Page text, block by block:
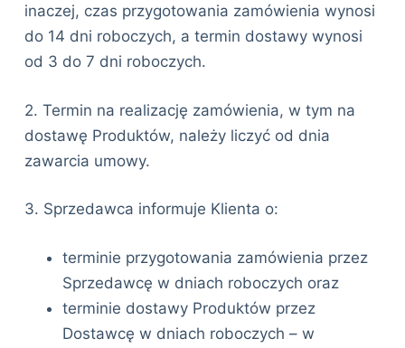
inaczej, czas przygotowania zamówienia wynosi
do 14 dni roboczych, a termin dostawy wynosi
od 3 do 7 dni roboczych.
2. Termin na realizację zamówienia, w tym na
dostawę Produktów, należy liczyć od dnia
zawarcia umowy.
3. Sprzedawca informuje Klienta o:
terminie przygotowania zamówienia przez
Sprzedawcę w dniach roboczych oraz
terminie dostawy Produktów przez
Dostawcę w dniach roboczych – w